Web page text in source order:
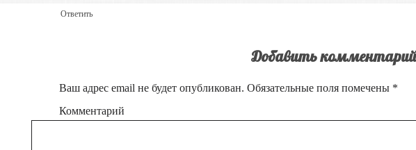
Ответить
Добавить комментарий
Ваш адрес email не будет опубликован. Обязательные поля помечены *
Комментарий